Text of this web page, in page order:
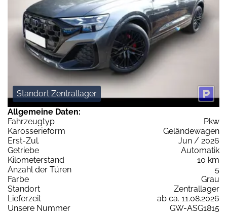
Standort Zentrallager
Allgemeine Daten:
Fahrzeugtyp
Pkw
Karosserieform
Geländewagen
Erst-Zul.
Jun / 2026
Getriebe
Automatik
Kilometerstand
10 km
Anzahl der Türen
5
Farbe
Grau
Standort
Zentrallager
Lieferzeit
ab ca. 11.08.2026
Unsere Nummer
GW-ASG1815